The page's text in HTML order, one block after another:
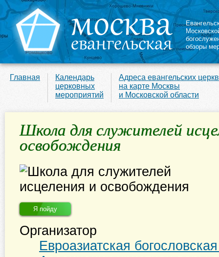
обзоры
Главная
Календарь
церковных
мероприятий
Адреса евангельских
на карте Москвы
и Московской области
Школа для служителей
освобождения
Я пойду
Организатор
Евроазиатская